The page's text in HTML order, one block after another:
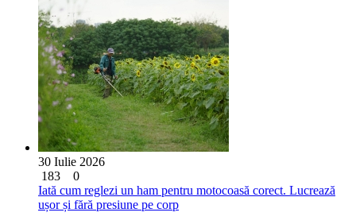
30 Iulie 2026
183
0
Iată cum reglezi un ham pentru motocoasă corect. Lucrează
ușor și fără presiune pe corp